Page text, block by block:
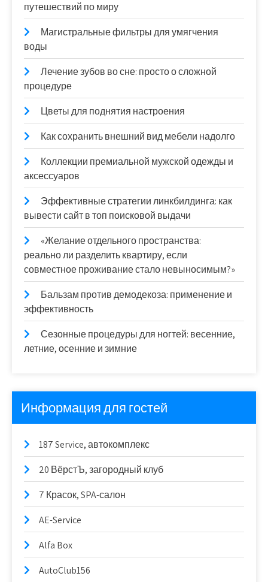
путешествий по миру
Магистральные фильтры для умягчения
воды
Лечение зубов во сне: просто о сложной
процедуре
Цветы для поднятия настроения
Как сохранить внешний вид мебели надолго
Коллекции премиальной мужской одежды и
аксессуаров
Эффективные стратегии линкбилдинга: как
вывести сайт в топ поисковой выдачи
«Желание отдельного пространства:
реально ли разделить квартиру, если
совместное проживание стало невыносимым?»
Бальзам против демодекоза: применение и
эффективность
Сезонные процедуры для ногтей: весенние,
летние, осенние и зимние
Информация для гостей
187 Service, автокомплекс
20 ВёрстЪ, загородный клуб
7 Красок, SPA-салон
AE-Service
Alfa Box
AutoClub156